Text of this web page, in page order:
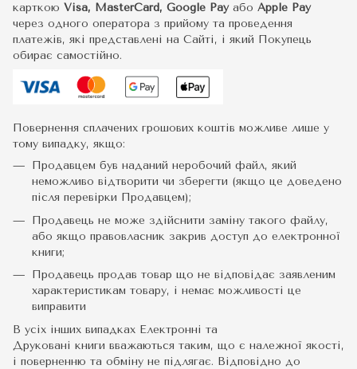
карткою Visa, MasterCard, Google Pay або Apple Pay
через одного оператора з прийому та проведення
платежів, які представлені на Сайті, і який Покупець
обирає самостійно.
Повернення сплачених грошових коштів можливе лише у
тому випадку, якщо:
Продавцем був наданий неробочий файл, який
неможливо відтворити чи зберегти (якщо це доведено
після перевірки Продавцем);
Продавець не може здійснити заміну такого файлу,
або якщо правовласник закрив доступ до електронної
книги;
Продавець продав товар що не відповідає заявленим
характеристикам товару, і немає можливості це
виправити
В усіх інших випадках Електронні та
Друковані книги вважаються таким, що є належної якості,
і поверненню та обміну не підлягає. Відповідно до